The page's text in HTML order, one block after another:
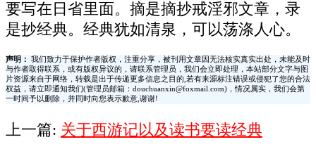
要写在日省里面。摘是摘抄戒淫邪文章，录
是抄经典。经典犹如清泉，可以荡涤人心。
声明：
我们致力于保护作者版权，注重分享，被刊用文章因无法核实真实出处，未能及时
与作者取得联系，或有版权异议的，请联系管理员，我们会立即处理，本站部分文字与图
片资源来自于网络，转载是出于传递更多信息之目的,若有来源标注错误或侵犯了您的合法
权益，请立即通知我们(管理员邮箱：douchuanxin@foxmail.com)，情况属实，我们会第
一时间予以删除，并同时向您表示歉意,谢谢!
上一篇: 关于西游记以及读书要读经典